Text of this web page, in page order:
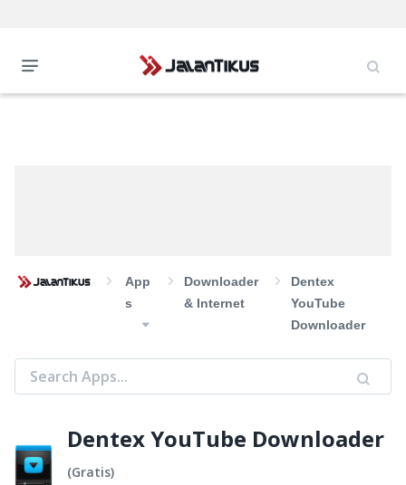
App
S
Downloader
& Internet
Dentex
YouTube
Downloader
Dentex YouTube Downloader
(Gratis)